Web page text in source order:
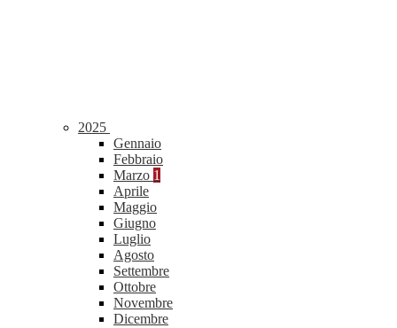
2025
Gennaio
Febbraio
Marzo 1
Aprile
Maggio
Giugno
Luglio
Agosto
Settembre
Ottobre
Novembre
Dicembre